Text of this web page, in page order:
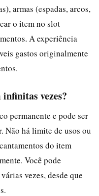
armas (espadas, arcos,
o item no slot
A experiência
gastos originalmente
vezes?
permanente e pode ser
Não há limite de usos ou
do item
Você pode
vezes, desde que